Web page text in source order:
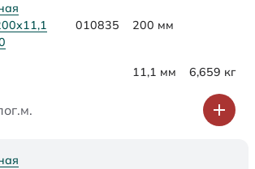
010835 200 мм
11,1 мм 6,659 кг